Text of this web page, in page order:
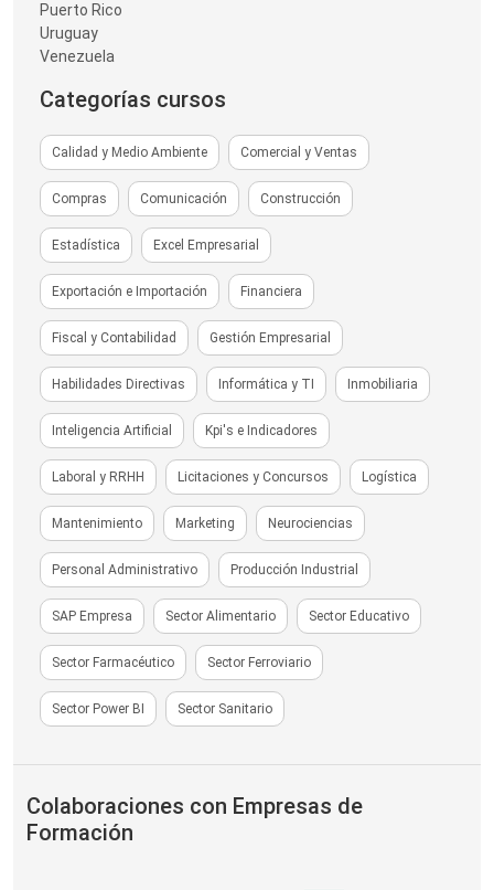
Puerto Rico
Uruguay
Venezuela
Categorías cursos
Calidad y Medio Ambiente Comercial y Ventas
Compras Comunicación Construcción
Estadística Excel Empresarial
Exportación e Importación Financiera
Fiscal y Contabilidad Gestión Empresarial
Habilidades Directivas Informática y TI Inmobiliaria
Inteligencia Artificial Kpi's e Indicadores
Laboral y RRHH Licitaciones y Concursos Logística
Mantenimiento Marketing Neurociencias
Personal Administrativo Producción Industrial
SAP Empresa Sector Alimentario Sector Educativo
Sector Farmacéutico Sector Ferroviario
Sector Power BI Sector Sanitario
Colaboraciones con Empresas de
Formación